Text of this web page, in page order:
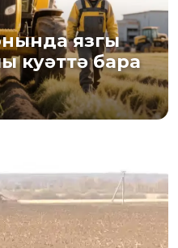
язгы
куәттә бара